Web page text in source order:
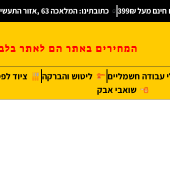
מעל 399₪ כתובתינו: המלאכה 63 ,אזור התעשיה חולון
המחירים באתר הם לאתר
עבודה חשמליים ליטוש והברקה ציוד
שואבי אבק